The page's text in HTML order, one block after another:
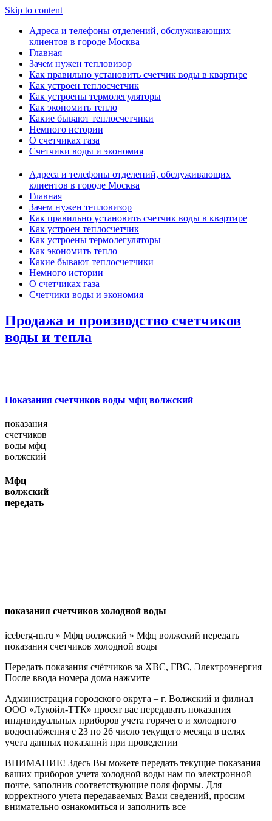
Skip to content
Адреса и телефоны отделений, обслуживающих
клиентов в городе Москва
Главная
Зачем нужен тепловизор
Как правильно установить счетчик воды в квартире
Как устроен теплосчетчик
Как устроены термолегуляторы
Как экономить тепло
Какие бывают теплосчетчики
Немного истории
О счетчиках газа
Счетчики воды и экономия
Адреса и телефоны отделений, обслуживающих
клиентов в городе Москва
Главная
Зачем нужен тепловизор
Как правильно установить счетчик воды в квартире
Как устроен теплосчетчик
Как устроены термолегуляторы
Как экономить тепло
Какие бывают теплосчетчики
Немного истории
О счетчиках газа
Счетчики воды и экономия
Продажа и производство счетчиков
воды и тепла
Показания счетчиков воды мфц волжский
показания
счетчиков
воды мфц
волжский
Мфц
волжский
передать
показания счетчиков холодной воды
iceberg-m.ru » Мфц волжский » Мфц волжский передать
показания счетчиков холодной воды
Передать показания счётчиков за ХВС, ГВС, Электроэнергия
После ввода номера дома нажмите
Администрация городского округа – г. Волжский и филиал
ООО «Лукойл-ТТК» просят вас передавать показания
индивидуальных приборов учета горячего и холодного
водоснабжения с 23 по 26 число текущего месяца в целях
учета данных показаний при проведении
ВНИМАНИЕ! Здесь Вы можете передать текущие показания
ваших приборов учета холодной воды нам по электронной
почте, заполнив соответствующие поля формы. Для
корректного учета передаваемых Вами сведений, просим
внимательно ознакомиться и заполнить все